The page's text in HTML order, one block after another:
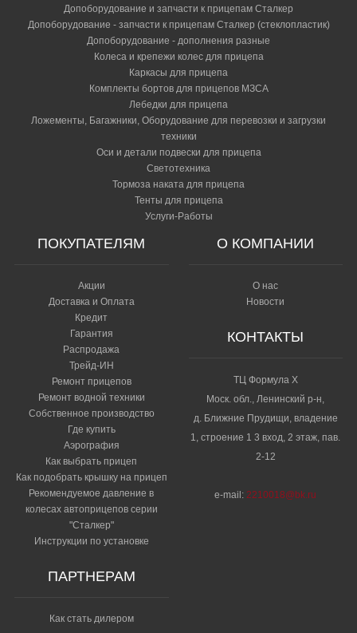
Допоборудование и запчасти к прицепам Сталкер
Допоборудование - запчасти к прицепам Сталкер (стеклопластик)
Допоборудование - дополнения разные
Колеса и крепежи колес для прицепа
Каркасы для прицепа
Комплекты бортов для прицепов МЗСА
Лебедки для прицепа
Ложементы, Багажники, Оборудование для перевозки и загрузки
техники
Оси и детали подвески для прицепа
Светотехника
Тормоза наката для прицепа
Тенты для прицепа
Услуги-Работы
ПОКУПАТЕЛЯМ
Акции
Доставка и Оплата
Кредит
Гарантия
Распродажа
Трейд-ИН
Ремонт прицепов
Ремонт водной техники
Собственное производство
Где купить
Аэрография
Как выбрать прицеп
Как подобрать крышку на прицеп
Рекомендуемое давление в
колесах автоприцепов серии
"Сталкер"​
Инструкции по установке
ПАРТНЕРАМ
Как стать дилером
О КОМПАНИИ
О нас
Новости
КОНТАКТЫ
ТЦ Формула Х
Моск. обл., Ленинский р-н,
д. Ближние Прудищи, владение
1, строение 1 3 вход, 2 этаж, пав.
2-12
e-mail:2210018@bk.ru